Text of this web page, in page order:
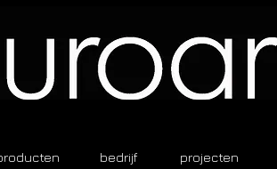
bedrijf projecten